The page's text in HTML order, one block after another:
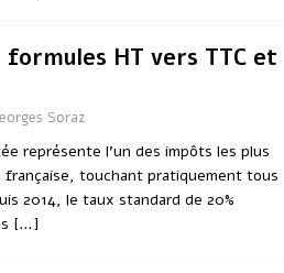
formules HT vers TTC et
Soraz
représente l’un des impôts les plus
française, touchant pratiquement tous
2014, le taux standard de 20%
[…]